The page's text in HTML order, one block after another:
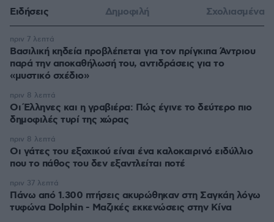
Ειδήσεις Δημοφιλή Σχολιασμένα
Βασιλική κηδεία προβλέπεται για τον πρίγκιπα Άντριου
παρά την αποκαθήλωσή του, αντιδράσεις για το
«μυστικό σχέδιο»
πριν 7 λεπτά
Οι Έλληνες και η γραβιέρα: Πώς έγινε το δεύτερο πιο
δημοφιλές τυρί της χώρας
πριν 8 λεπτά
Οι γάτες του εξοχικού είναι ένα καλοκαιρινό ειδύλλιο
που το πάθος του δεν εξαντλείται ποτέ
πριν 8 λεπτά
Πάνω από 1.300 πτήσεις ακυρώθηκαν στη Σαγκάη λόγω
τυφώνα Dolphin - Μαζικές εκκενώσεις στην Κίνα
πριν 37 λεπτά